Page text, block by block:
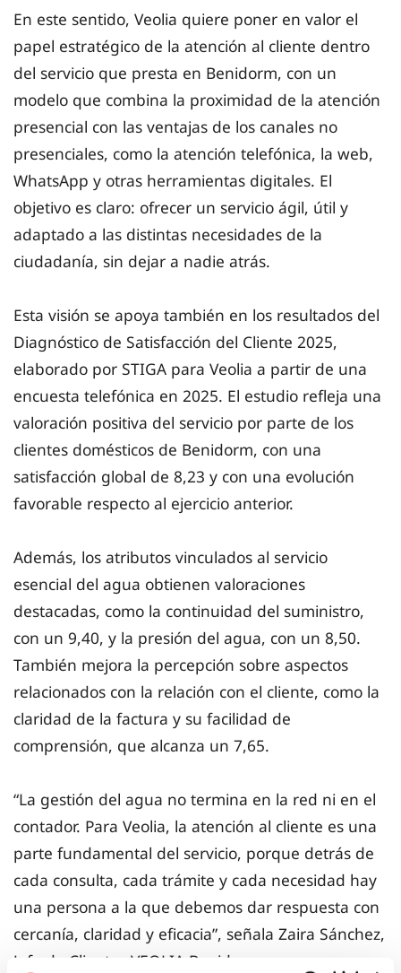
En este sentido, Veolia quiere poner en valor el
papel estratégico de la atención al cliente dentro
del servicio que presta en Benidorm, con un
modelo que combina la proximidad de la atención
presencial con las ventajas de los canales no
presenciales, como la atención telefónica, la web,
WhatsApp y otras herramientas digitales. El
objetivo es claro: ofrecer un servicio ágil, útil y
adaptado a las distintas necesidades de la
ciudadanía, sin dejar a nadie atrás.
Esta visión se apoya también en los resultados del
Diagnóstico de Satisfacción del Cliente 2025,
elaborado por STIGA para Veolia a partir de una
encuesta telefónica en 2025. El estudio refleja una
valoración positiva del servicio por parte de los
clientes domésticos de Benidorm, con una
satisfacción global de 8,23 y con una evolución
favorable respecto al ejercicio anterior.
Además, los atributos vinculados al servicio
esencial del agua obtienen valoraciones
destacadas, como la continuidad del suministro,
con un 9,40, y la presión del agua, con un 8,50.
También mejora la percepción sobre aspectos
relacionados con la relación con el cliente, como la
claridad de la factura y su facilidad de
comprensión, que alcanza un 7,65.
“La gestión del agua no termina en la red ni en el
contador. Para Veolia, la atención al cliente es una
parte fundamental del servicio, porque detrás de
cada consulta, cada trámite y cada necesidad hay
una persona a la que debemos dar respuesta con
cercanía, claridad y eficacia”, señala Zaira Sánchez,
Jefa de Clientes VEOLIA Benidorm.